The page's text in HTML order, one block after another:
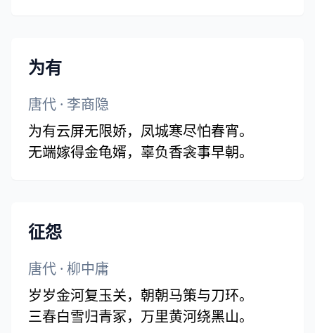
为有
唐代 · 李商隐
为有云屏无限娇，凤城寒尽怕春宵。
无端嫁得金龟婿，辜负香衾事早朝。
征怨
唐代 · 柳中庸
岁岁金河复玉关，朝朝马策与刀环。
三春白雪归青冢，万里黄河绕黑山。